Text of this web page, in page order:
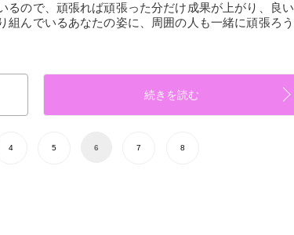
るので、頑張れば頑張った分だけ成果が上がり、良い
んでいるあなたの姿に、周囲の人も一緒に頑張ろう
続きを読む
4 5 6 7 8